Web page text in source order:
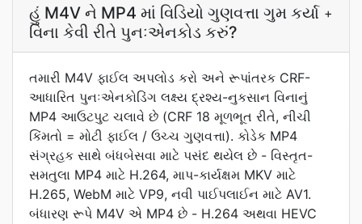
હું M4V ને MP4 માં વિડિયો ગુણવત્તા ગુમ કર્યા
વિના કેવી રીતે પુનઃએનકોડ કરું?
+
તમારી M4V ફાઈલ અપલોડ કરો અને રૂપાંતરક CRF-
આધારિત પુનઃએનકોડિંગ લક્ષ્ય દ્રશ્ય-નુકસાન વિનાનું
MP4 આઉટપુટ ચલાવે છે (CRF 18 મૂળભૂત રીતે, નીચી
કિંમતો = મોટી ફાઈલ / ઉચ્ચ ગુણવત્તા). કોડેક MP4
સંગ્રહક સાથે બંધબેસવા માટે પસંદ થયેલ છે - વિસ્તૃત-
સમતુલા MP4 માટે H.264, માપ-કાર્યક્ષમ MKV માટે
H.265, WebM માટે VP9, નવી પાઈપલાઈન માટે AV1.
બંધારણ રૂપે M4V એ MP4 છે - H.264 અથવા HEVC